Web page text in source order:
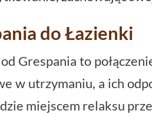
do Łazienki
od Grespania to
w utrzymaniu, a ich
miejscem relaksu